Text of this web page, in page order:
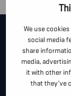
We use
social media
share
media,
it with other
that they’ve
Je kan dit
vragen, een
hallo te zeggen.